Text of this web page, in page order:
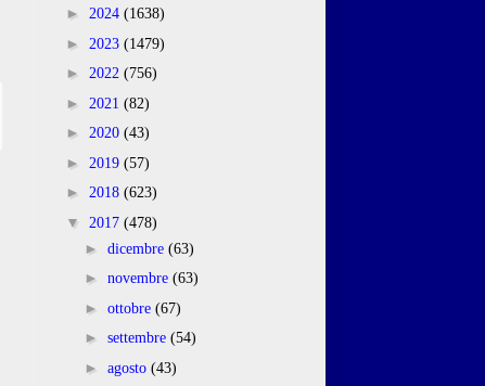
► 2024 (1638)
► 2023 (1479)
► 2022 (756)
► 2021 (82)
► 2020 (43)
► 2019 (57)
► 2018 (623)
▼ 2017 (478)
► dicembre (63)
► novembre (63)
► ottobre (67)
► settembre (54)
► agosto (43)